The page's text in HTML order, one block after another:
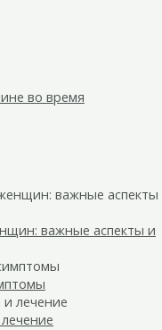
во время
важные аспекты и